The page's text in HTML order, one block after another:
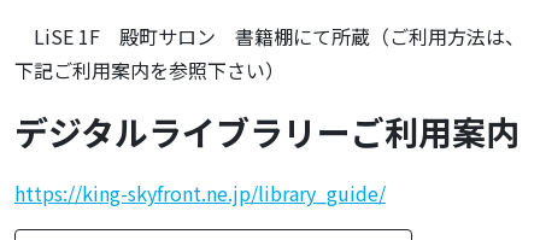
LiSE 1F 殿町サロン 書籍棚にて所蔵（ご利用方法は、
下記ご利用案内を参照下さい）
デジタルライブラリーご利用案内
https://king-skyfront.ne.jp/library_guide/